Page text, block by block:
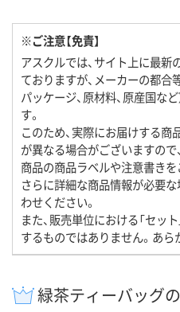
※ご注意【免責】
アスクルでは、サイト上に最
ておりますが、メーカーの都合
パッケージ、原材料、原産国な
す。
このため、実際にお届けする
が異なる場合がございますの
商品の商品ラベルや注意書きを
さらに詳細な商品情報が必要
わせください。
また、販売単位における「セッ
するものではありません。あら
緑茶ティーバッグ